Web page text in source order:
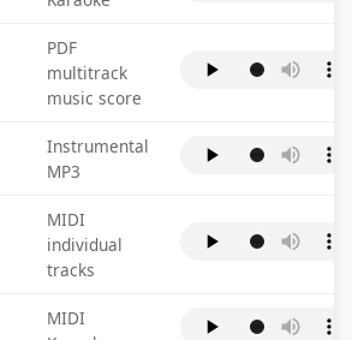
PDF
multitrack
music score
Instrumental
MP3
MIDI
individual
tracks
MIDI